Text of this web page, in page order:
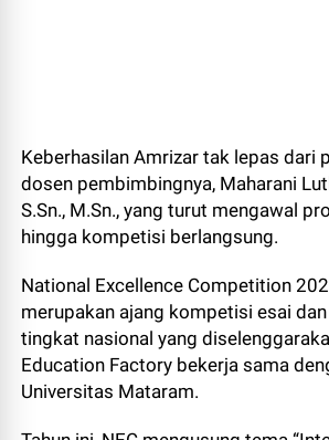
Keberhasilan Amrizar tak lepas dari
dosen pembimbingnya, Maharani
S.Sn., M.Sn., yang turut mengawal
hingga kompetisi berlangsung.
National Excellence Competition
merupakan ajang kompetisi esai
tingkat nasional yang
Education Factory bekerja sama
Universitas Mataram.